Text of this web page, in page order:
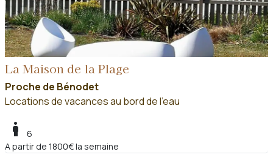
La Maison de la Plage
Proche de Bénodet
Locations de vacances au bord de l'eau
boy
6
A partir de 1800€ la semaine